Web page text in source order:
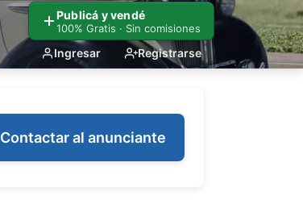
Publicá y vendé
100% Gratis · Sin comisiones
Ingresar Registrarse
Contactar al anunciante